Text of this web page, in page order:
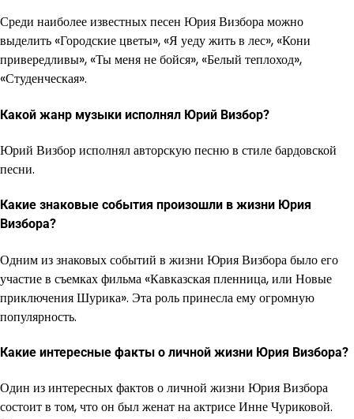
Среди наиболее известных песен Юрия Визбора можно
выделить «Городские цветы», «Я уеду жить в лес», «Кони
привередливы», «Ты меня не бойся», «Белый теплоход»,
«Студенческая».
Какой жанр музыки исполнял Юрий Визбор?
Юрий Визбор исполнял авторскую песню в стиле бардовской
песни.
Какие знаковые события произошли в жизни Юрия
Визбора?
Одним из знаковых событий в жизни Юрия Визбора было его
участие в съемках фильма «Кавказская пленница, или Новые
приключения Шурика». Эта роль принесла ему огромную
популярность.
Какие интересные факты о личной жизни Юрия Визбора?
Один из интересных фактов о личной жизни Юрия Визбора
состоит в том, что он был женат на актрисе Инне Чуриковой.